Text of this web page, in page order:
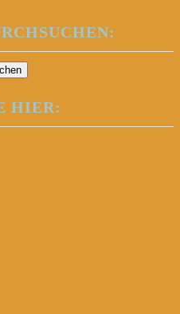
HIER: